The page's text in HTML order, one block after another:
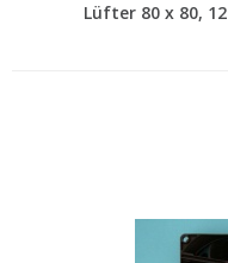
Lüfter 80 x 80,